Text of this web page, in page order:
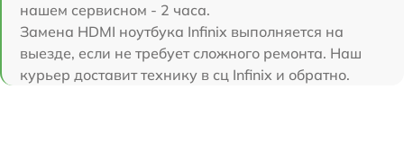
нашем сервисном - 2 часа.
Замена HDMI ноутбука Infinix выполняется на
выезде, если не требует сложного ремонта. Наш
курьер доставит технику в сц Infinix и обратно.